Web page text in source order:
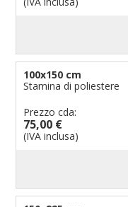
100x150 cm
Stamina di poliestere
Prezzo cda:
75,00 €
(IVA inclusa)